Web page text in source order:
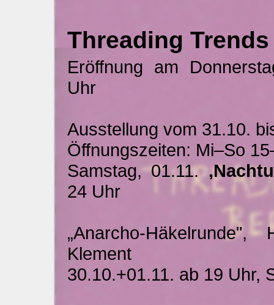
Threading
Eröffnung am
Uhr
Ausstellung vom 31.10.
Öffnungszeiten: Mi–So
Samstag, 01.11.
24 Uhr
„Anarcho-
Klement
30.10.+01.11. ab 19 Uhr,